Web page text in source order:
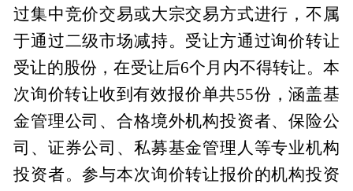
过集中竞价交易或大宗交易方式进行，不属
于通过二级市场减持。受让方通过询价转让
受让的股份，在受让后6个月内不得转让。本
次询价转让收到有效报价单共55份，涵盖基
金管理公司、合格境外机构投资者、保险公
司、证券公司、私募基金管理人等专业机构
投资者。参与本次询价转让报价的机构投资